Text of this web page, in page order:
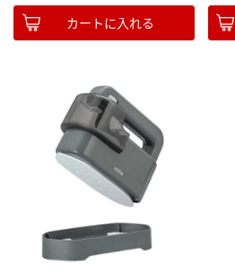
カートに入れる